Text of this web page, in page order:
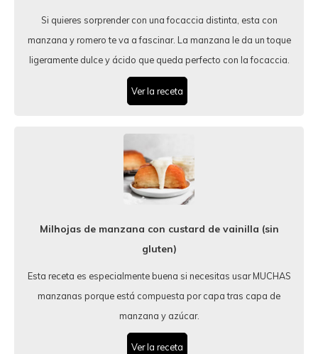
Si quieres sorprender con una focaccia distinta, esta con
manzana y romero te va a fascinar. La manzana le da un toque
ligeramente dulce y ácido que queda perfecto con la focaccia.
Ver la receta
Milhojas de manzana con custard de vainilla (sin
gluten)
Esta receta es especialmente buena si necesitas usar MUCHAS
manzanas porque está compuesta por capa tras capa de
manzana y azúcar.
Ver la receta